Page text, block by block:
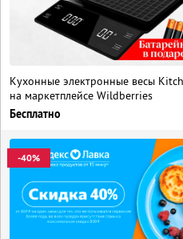
Кухонные электронные весы
на маркетплейсе Wildberries
Бесплатно
-40%